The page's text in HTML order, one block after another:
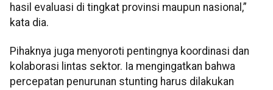
hasil evaluasi di tingkat provinsi maupun nasional,”
kata dia.
Pihaknya juga menyoroti pentingnya koordinasi dan
kolaborasi lintas sektor. Ia mengingatkan bahwa
percepatan penurunan stunting harus dilakukan